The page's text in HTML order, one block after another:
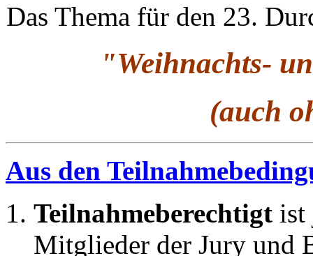
Das Thema für den 23.
"Weihnachts-
(auch
Aus den
Teilnahmeberechtigt ist
Mitglieder der Jury und